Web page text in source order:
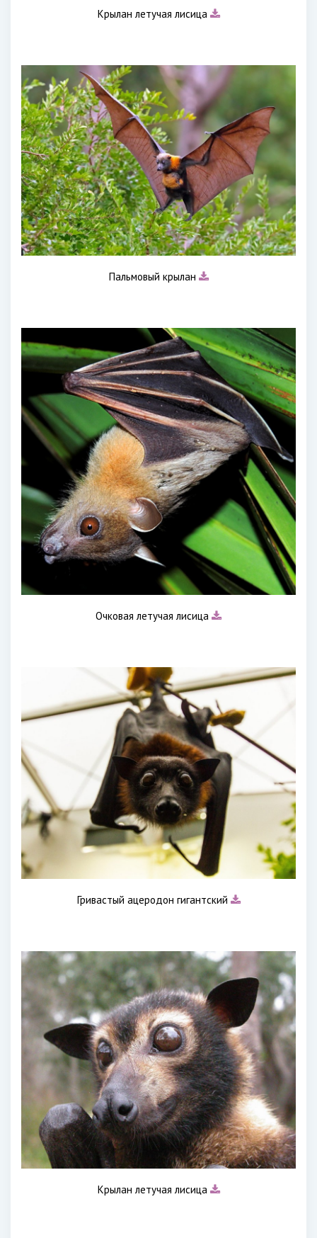
Крылан летучая лисица
Пальмовый крылан
Очковая летучая лисица
Гривастый ацеродон гигантский
Крылан летучая лисица